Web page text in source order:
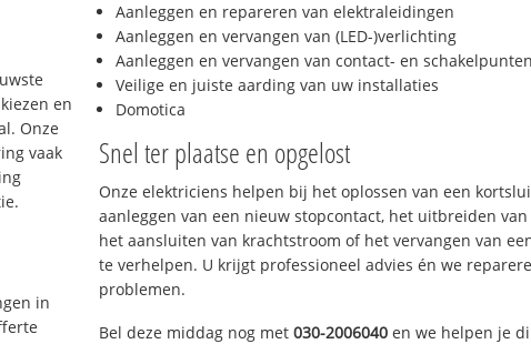
en
Onze
vaak
in
Aanleggen en repareren van elektraleidingen
Aanleggen en vervangen van (LED-)verlichting
Aanleggen en vervangen van contact- en schakelpunten
Veilige en juiste aarding van uw installaties
Domotica
Snel ter plaatse en opgelost
Onze elektriciens helpen bij het oplossen van een
aanleggen van een nieuw stopcontact, het uitbreiden
het aansluiten van krachtstroom of het vervangen van
te verhelpen. U krijgt professioneel advies én we
problemen.
Bel deze middag nog met 030-2006040 en we helpen je